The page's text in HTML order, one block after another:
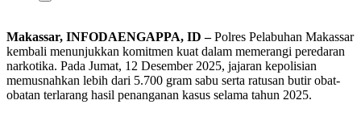
Makassar, INFODAENGAPPA, ID –Polres Pelabuhan Makassar
kembali menunjukkan komitmen kuat dalam memerangi peredaran
narkotika. Pada Jumat, 12 Desember 2025, jajaran kepolisian
memusnahkan lebih dari 5.700 gram sabu serta ratusan butir obat-
obatan terlarang hasil penanganan kasus selama tahun 2025.